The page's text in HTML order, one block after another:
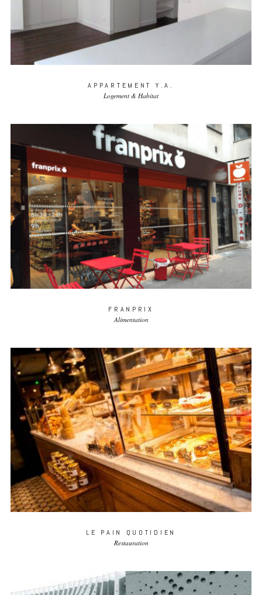
APPARTEMENT Y.A.
Logement & Habitat
FRANPRIX
Alimentation
LE PAIN QUOTIDIEN
Restauration